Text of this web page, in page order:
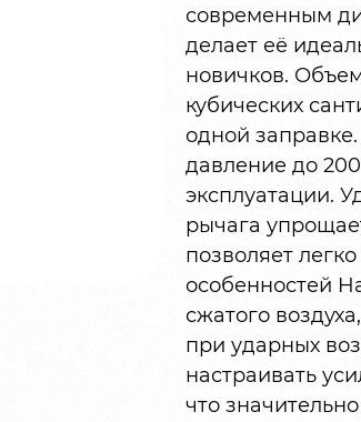
современным
делает её
новичков.
кубических
одной
давление до
эксплуатации.
рычага
позволяет
особенностей
сжатого
при ударных
настраивать
что